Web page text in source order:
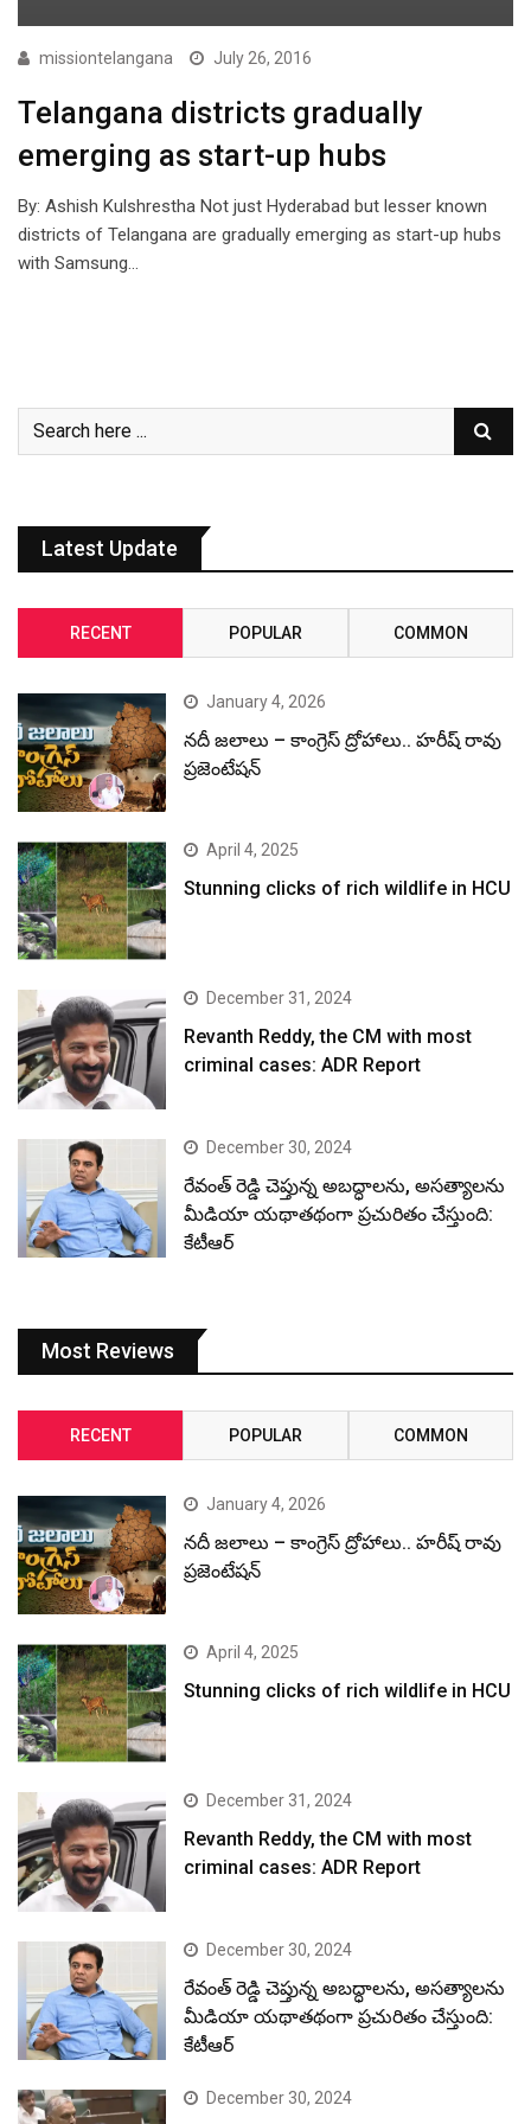
missiontelangana July 26, 2016
Telangana districts gradually
emerging as start-up hubs
By: Ashish Kulshrestha Not just Hyderabad but lesser known
districts of Telangana are gradually emerging as start-up hubs
with Samsung…
Latest Update
RECENT POPULAR COMMON
January 4, 2026
నదీ జలాలు – కాంగ్రెస్ ద్రోహాలు.. హరీష్ రావు
ప్రజెంటేషన్
April 4, 2025
Stunning clicks of rich wildlife in HCU
December 31, 2024
Revanth Reddy, the CM with most
criminal cases: ADR Report
December 30, 2024
రేవంత్ రెడ్డి చెప్తున్న అబద్ధాలను, అసత్యాలను
మీడియా యథాతథంగా ప్రచురితం చేస్తుంది:
కేటీఆర్
Most Reviews
RECENT POPULAR COMMON
January 4, 2026
నదీ జలాలు – కాంగ్రెస్ ద్రోహాలు.. హరీష్ రావు
ప్రజెంటేషన్
April 4, 2025
Stunning clicks of rich wildlife in HCU
December 31, 2024
Revanth Reddy, the CM with most
criminal cases: ADR Report
December 30, 2024
రేవంత్ రెడ్డి చెప్తున్న అబద్ధాలను, అసత్యాలను
మీడియా యథాతథంగా ప్రచురితం చేస్తుంది:
కేటీఆర్
December 30, 2024